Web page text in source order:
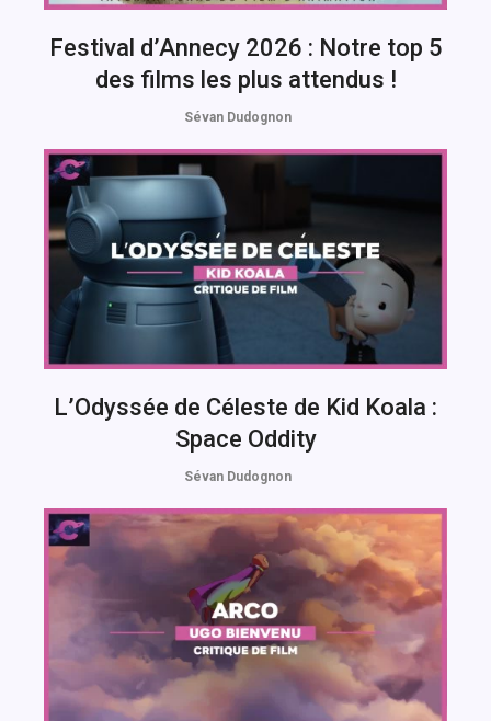
Festival d’Annecy 2026 : Notre top 5
des films les plus attendus !
Sévan Dudognon
L’Odyssée de Céleste de Kid Koala :
Space Oddity
Sévan Dudognon